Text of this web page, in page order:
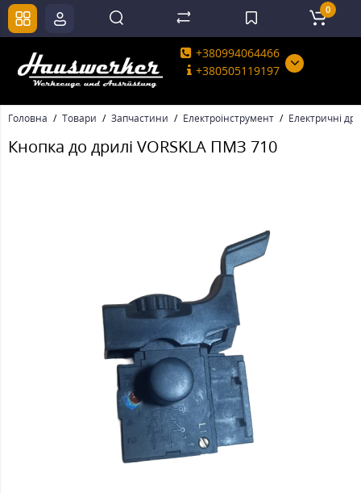
+380994064466
+380505119197
0
Головна Товари Запчастини Електроінструмент Електричні
Кнопка до дрилі VORSKLA ПМЗ 710